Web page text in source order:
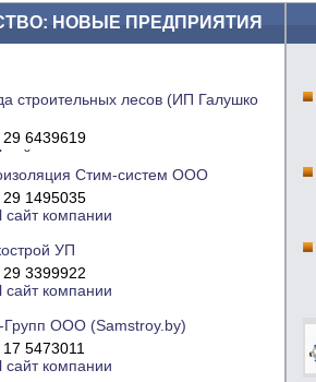
НОВЫЕ ПРЕДПРИЯТИЯ
строительных лесов (ИП Галушко
29 6439619
сайт компании
Стим-систем ООО
29 1495035
сайт компании
УП
3399922
сайт компании
ООО (Samstroy.by)
5473011
сайт компании